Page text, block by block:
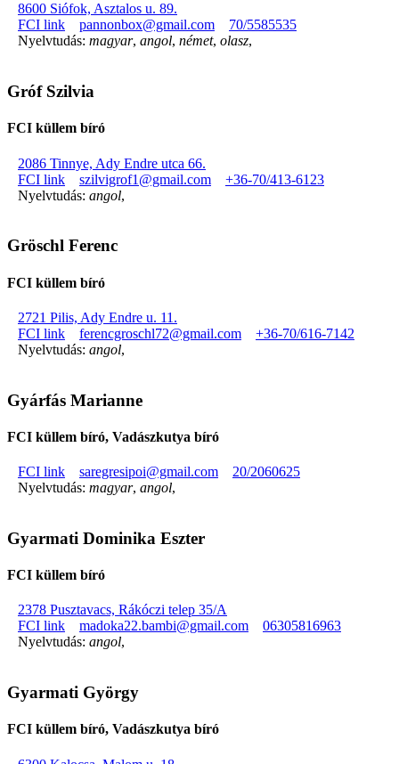
8600 Siófok, Asztalos u. 89.
FCI link
pannonbox@gmail.com
70/5585535
Nyelvtudás: magyar, angol, német, olasz,
Gróf Szilvia
FCI küllem bíró
2086 Tinnye, Ady Endre utca 66.
FCI link
szilvigrof1@gmail.com
+36-70/413-6123
Nyelvtudás: angol,
Gröschl Ferenc
FCI küllem bíró
2721 Pilis, Ady Endre u. 11.
FCI link
ferencgroschl72@gmail.com
+36-70/616-7142
Nyelvtudás: angol,
Gyárfás Marianne
FCI küllem bíró, Vadászkutya bíró
FCI link saregresipoi@gmail.com
20/2060625
Nyelvtudás: magyar, angol,
Gyarmati Dominika Eszter
FCI küllem bíró
2378 Pusztavacs, Rákóczi telep 35/A
FCI link
madoka22.bambi@gmail.com
06305816963
Nyelvtudás: angol,
Gyarmati György
FCI küllem bíró, Vadászkutya bíró